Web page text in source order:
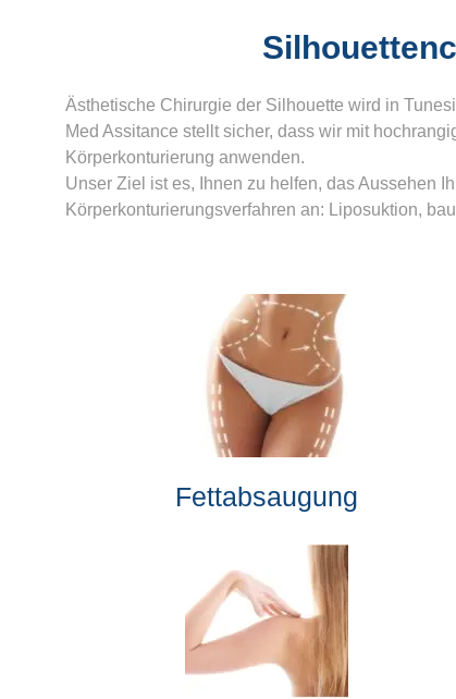
Ästhetische Chirurgie der Silhouette wird in
Med Assitance stellt sicher, dass wir mit
Körperkonturierung anwenden.
Unser Ziel ist es, Ihnen zu helfen, das Aussehen
Körperkonturierungsverfahren an: Liposuktion,
Fettabsaugung